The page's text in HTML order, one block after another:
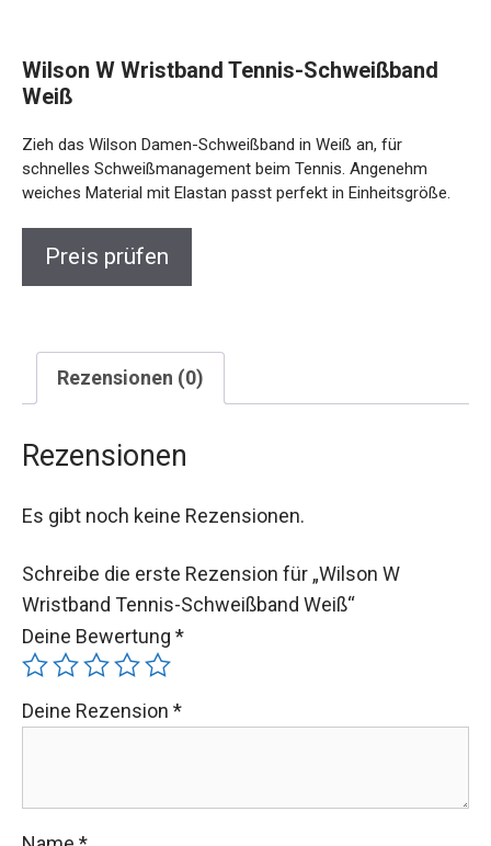
Wilson W Wristband Tennis-Schweißband
Weiß
Zieh das Wilson Damen-Schweißband in Weiß an, für
schnelles Schweißmanagement beim Tennis. Angenehm
weiches Material mit Elastan passt perfekt in Einheitsgröße.
Preis prüfen
Rezensionen (0)
Rezensionen
Es gibt noch keine Rezensionen.
Schreibe die erste Rezension für „Wilson W
Wristband Tennis-Schweißband Weiß“
Deine Bewertung *
Deine Rezension *